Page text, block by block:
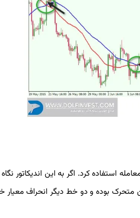
استفاده کرد. اگر به این اندیکاتور
یک میانگین متحرک بوده و دو خط دیگر انحراف